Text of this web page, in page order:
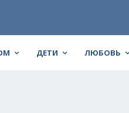
ДЕТИ ЛЮБОВЬ